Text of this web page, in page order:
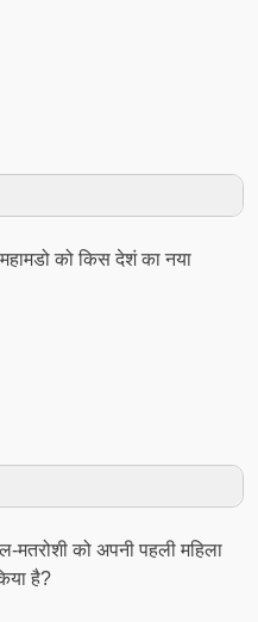
को किस देशं का नया
मतरोशी को अपनी पहली महिला
है?